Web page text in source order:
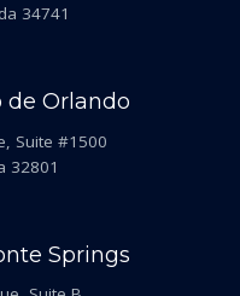
34741
de Orlando
Suite #1500
32801
Springs